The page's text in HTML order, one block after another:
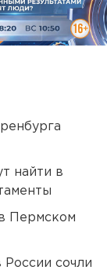
найти в
Пермском
сочли